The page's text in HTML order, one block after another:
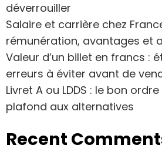
déverrouiller
Salaire et carrière chez
rémunération, avantages et
Valeur d’un billet en francs :
erreurs à éviter avant de
Livret A ou LDDS : le bon
plafond aux alternatives
Recent